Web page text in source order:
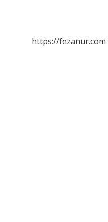
https://fezanur.com